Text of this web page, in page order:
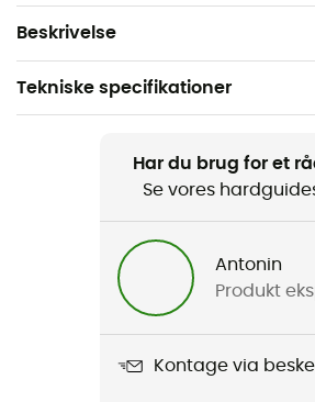
Beskrivelse
Vægt: 50 g
Tekniske specifikationer
Vandreture / Ski / Det daglige liv
Har du brug for et
Se vores
Antonin
Produkt
Kontage via